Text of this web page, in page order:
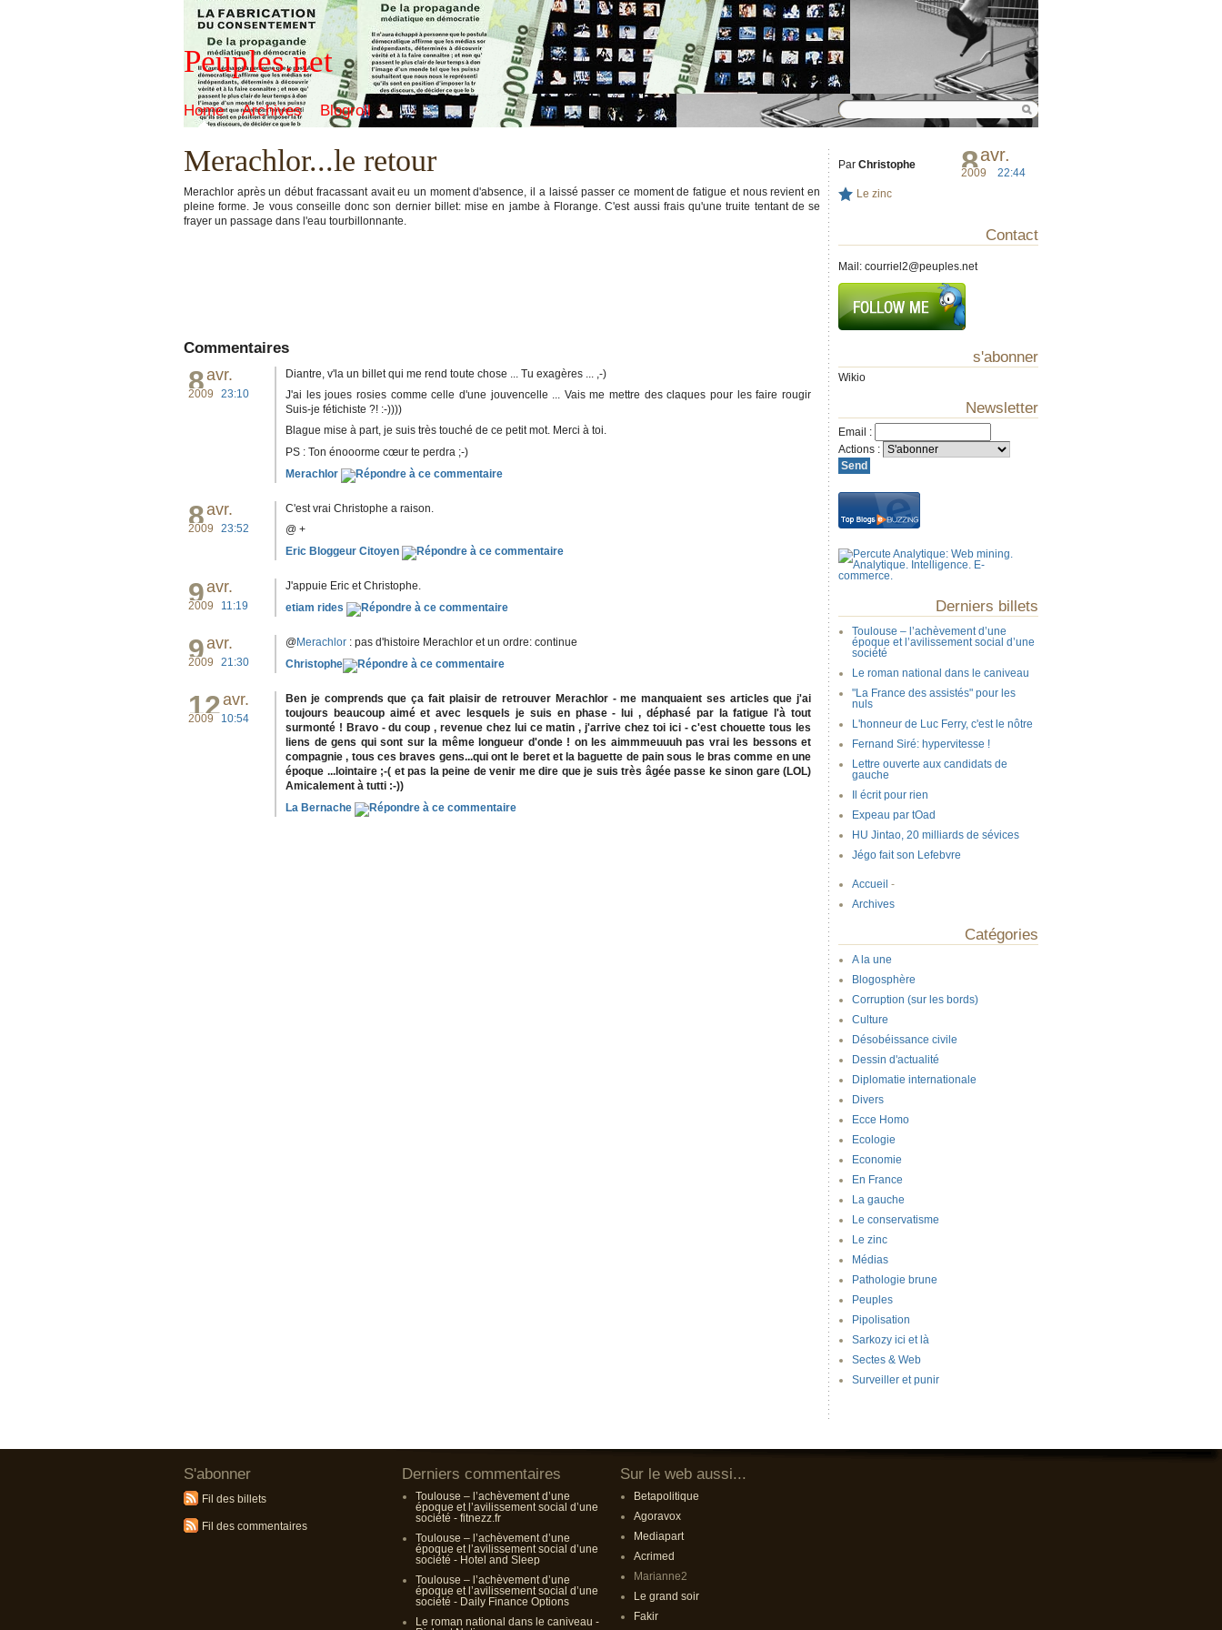
Peuples.net
Home Archives Blogroll
Merachlor...le retour 8avr.
2009 22:44
Par Christophe
Le zinc
Merachlor après un début fracassant avait eu un moment d'absence, il a laissé passer ce moment de fatigue et nous revient en
pleine forme. Je vous conseille donc son dernier billet: mise en jambe à Florange. C'est aussi frais qu'une truite tentant de se
frayer un passage dans l'eau tourbillonnante.
Commentaires
8avr.
2009 23:10
Diantre, v'la un billet qui me rend toute chose ... Tu exagères ... ,-)
J'ai les joues rosies comme celle d'une jouvencelle ... Vais me mettre des claques pour les faire rougir
Suis-je fétichiste ?! :-))))
Blague mise à part, je suis très touché de ce petit mot. Merci à toi.
PS : Ton énooorme cœur te perdra ;-)
Merachlor
8avr.
2009 23:52
C'est vrai Christophe a raison.
@ +
Eric Bloggeur Citoyen
9avr.
2009 11:19
J'appuie Eric et Christophe.
etiam rides
9avr.
2009 21:30
@Merachlor : pas d'histoire Merachlor et un ordre: continue
Christophe
12avr.
2009 10:54
Ben je comprends que ça fait plaisir de retrouver Merachlor - me manquaient ses articles que j'ai
toujours beaucoup aimé et avec lesquels je suis en phase - lui , déphasé par la fatigue l'à tout
surmonté ! Bravo - du coup , revenue chez lui ce matin , j'arrive chez toi ici - c'est chouette tous les
liens de gens qui sont sur la même longueur d'onde ! on les aimmmeuuuh pas vrai les bessons et
compagnie , tous ces braves gens...qui ont le beret et la baguette de pain sous le bras comme en une
époque ...lointaire ;-( et pas la peine de venir me dire que je suis très âgée passe ke sinon gare (LOL)
Amicalement à tutti :-))
La Bernache
Contact
Mail: courriel2@peuples.net
s'abonner
Wikio
Newsletter
Email :
Actions :
Derniers billets
Toulouse – l’achèvement d’une
époque et l’avilissement social d’une
société
Le roman national dans le caniveau
"La France des assistés" pour les
nuls
L'honneur de Luc Ferry, c'est le nôtre
Fernand Siré: hypervitesse !
Lettre ouverte aux candidats de
gauche
Il écrit pour rien
Expeau par tOad
HU Jintao, 20 milliards de sévices
Jégo fait son Lefebvre
Accueil -
Archives
Catégories
A la une
Blogosphère
Corruption (sur les bords)
Culture
Désobéissance civile
Dessin d'actualité
Diplomatie internationale
Divers
Ecce Homo
Ecologie
Economie
En France
La gauche
Le conservatisme
Le zinc
Médias
Pathologie brune
Peuples
Pipolisation
Sarkozy ici et là
Sectes & Web
Surveiller et punir
S'abonner
Fil des billets
Fil des commentaires
Derniers commentaires
Toulouse – l’achèvement d’une
époque et l’avilissement social d’une
société - fitnezz.fr
Toulouse – l’achèvement d’une
époque et l’avilissement social d’une
société - Hotel and Sleep
Toulouse – l’achèvement d’une
époque et l’avilissement social d’une
société - Daily Finance Options
Le roman national dans le caniveau -
Sur le web aussi...
Betapolitique
Agoravox
Mediapart
Acrimed
Marianne2
Le grand soir
Fakir